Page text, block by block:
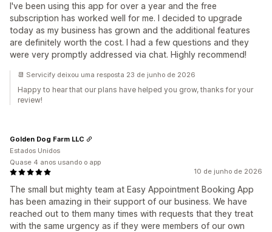
I've been using this app for over a year and the free
subscription has worked well for me. I decided to upgrade
today as my business has grown and the additional features
are definitely worth the cost. I had a few questions and they
were very promptly addressed via chat. Highly recommend!
📆 Servicify deixou uma resposta 23 de junho de 2026
Happy to hear that our plans have helped you grow, thanks for your
review!
10 de junho de 2026
The small but mighty team at Easy Appointment Booking App
has been amazing in their support of our business. We have
reached out to them many times with requests that they treat
with the same urgency as if they were members of our own
Golden Dog Farm LLC
Estados Unidos
Quase 4 anos usando o app